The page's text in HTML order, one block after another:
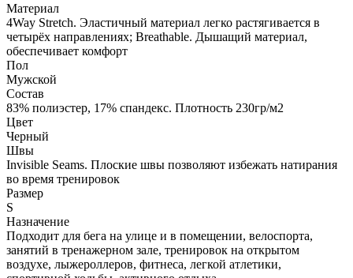
Материал
4Way Stretch. Эластичный материал легко растягивается в
четырёх направлениях; Breathable. Дышащий материал,
обеспечивает комфорт
Пол
Мужской
Состав
83% полиэстер, 17% спандекс. Плотность 230гр/м2
Цвет
Черный
Швы
Invisible Seams. Плоские швы позволяют избежать натирания
во время тренировок
Размер
S
Назначение
Подходит для бега на улице и в помещении, велоспорта,
занятий в тренажерном зале, тренировок на открытом
воздухе, лыжероллеров, фитнеса, легкой атлетики,